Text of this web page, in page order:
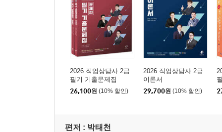
2026 직업상담사 2급
필기 기출문제집
26,100원 (10% 할인)
2026 직업상담사 2급
이론서
29,700원 (10% 할인)
편저 : 박태천